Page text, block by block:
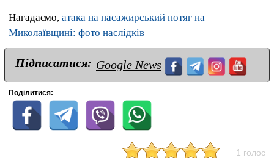
Нагадаємо, атака на пасажирський потяг на
Миколаївщині: фото наслідків
Підписатися: Google News
Поділитися:
1 голос